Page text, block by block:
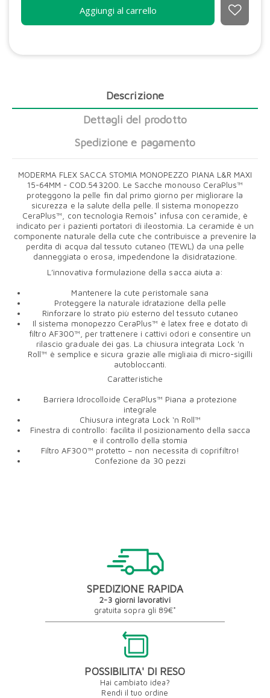
Aggiungi al carrello
SPEDIZIONE RAPIDA
2-3 giorni lavorativi
gratuita sopra gli 89€*
POSSIBILITA' DI RESO
Hai cambiato idea?
Rendi il tuo ordine
Descrizione
Dettagli del prodotto
Spedizione e pagamento
MODERMA FLEX SACCA STOMIA MONOPEZZO PIANA L&R MAXI
15-64MM - COD.543200. Le Sacche monouso CeraPlus™
proteggono la pelle fin dal primo giorno per migliorare la
sicurezza e la salute della pelle. Il sistema monopezzo
CeraPlus™, con tecnologia Remois* infusa con ceramide, è
indicato per i pazienti portatori di ileostomia. La ceramide è un
componente naturale della cute che contribuisce a prevenire la
perdita di acqua dal tessuto cutaneo (TEWL) da una pelle
danneggiata o erosa, impedendone la disidratazione.
L’innovativa formulazione della sacca aiuta a:
Mantenere la cute peristomale sana
Proteggere la naturale idratazione della pelle
Rinforzare lo strato più esterno del tessuto cutaneo
Il sistema monopezzo CeraPlus™ è latex free e dotato di
filtro AF300™, per trattenere i cattivi odori e consentire un
rilascio graduale dei gas. La chiusura integrata Lock 'n
Roll™ è semplice e sicura grazie alle migliaia di micro-sigilli
autobloccanti.
Caratteristiche
Barriera Idrocolloide CeraPlus™ Piana a protezione
integrale
Chiusura integrata Lock ‘n Roll™
Finestra di controllo: facilita il posizionamento della sacca
e il controllo della stomia
Filtro AF300™ protetto – non necessita di coprifiltro!
Confezione da 30 pezzi